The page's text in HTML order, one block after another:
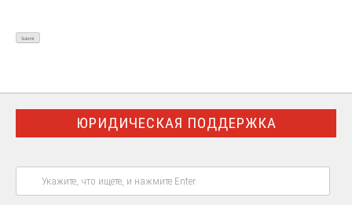
ЮРИДИЧЕСКАЯ ПОДДЕРЖКА